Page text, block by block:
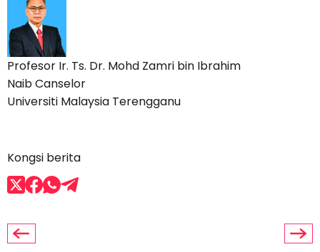
Profesor Ir. Ts. Dr. Mohd Zamri bin Ibrahim
Naib Canselor
Universiti Malaysia Terengganu
Kongsi berita